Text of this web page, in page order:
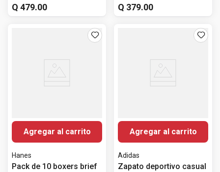
Q 479.00 Q 379.00
Agregar al carrito
Hanes
Pack de 10 boxers brief
Agregar al carrito
Adidas
Zapato deportivo casual